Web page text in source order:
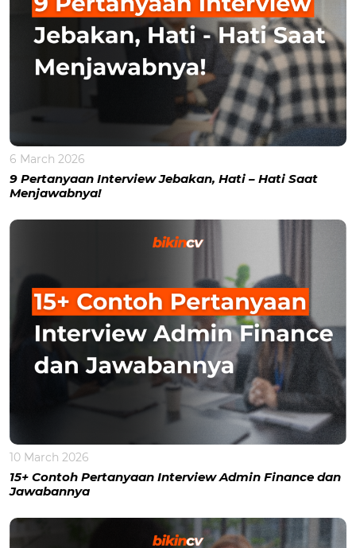
6 March 2026
9 Pertanyaan Interview Jebakan, Hati – Hati Saat
Menjawabnya!
10 March 2026
15+ Contoh Pertanyaan Interview Admin Finance dan
Jawabannya